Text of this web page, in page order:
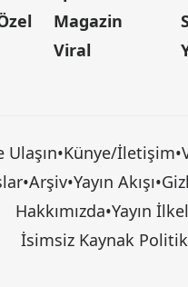
Magazin
Viral
Ulaşın•Künye/İletişim•
•Arşiv•Yayın Akışı•
Hakkımızda•Yayın
İsimsiz Kaynak